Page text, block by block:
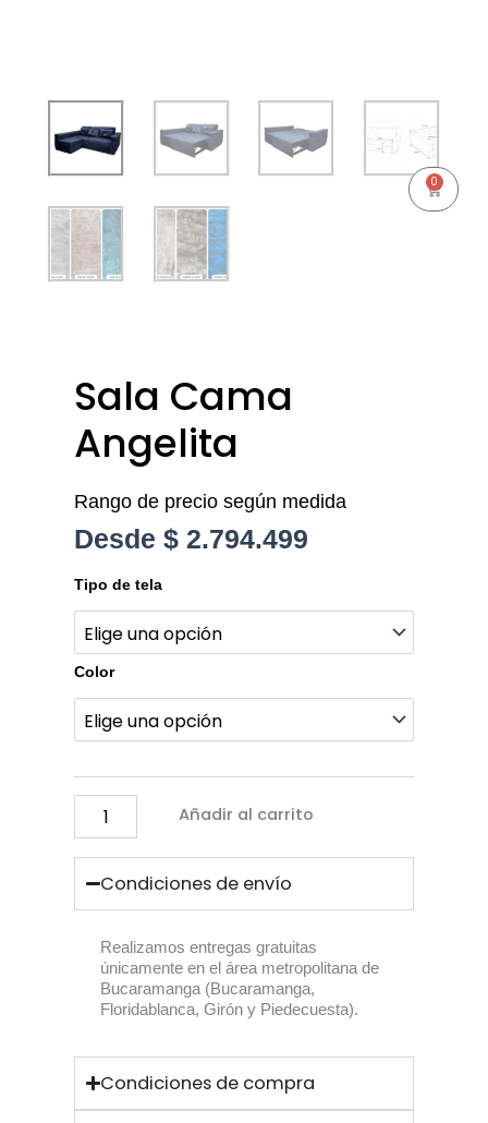
Sala Cama
Angelita
Rango de precio según medida
Desde $ 2.794.499
Tipo de tela
Color
Sala
Cama
Angelita
cantidad
Añadir al carrito
Condiciones de envío
Realizamos entregas gratuitas
únicamente en el área metropolitana de
Bucaramanga (Bucaramanga,
Floridablanca, Girón y Piedecuesta).
Condiciones de compra
0
Cart